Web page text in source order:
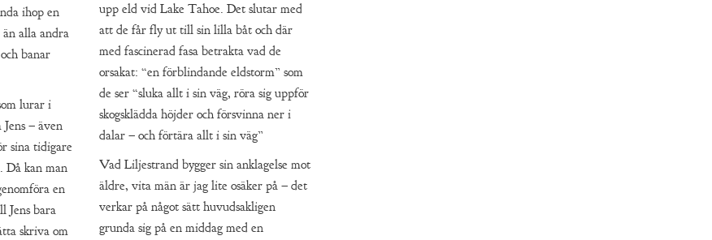
ihop en
alla andra
banar
lurar i
– även
sina tidigare
Då kan man
en
Jens bara
skriva om
upp eld vid Lake Tahoe. Det slutar med
att de får fly ut till sin lilla båt och där
med fascinerad fasa betrakta vad de
orsakat: “en förblindande eldstorm” som
de ser “sluka allt i sin väg, röra sig uppför
skogsklädda höjder och försvinna ner i
dalar – och förtära allt i sin väg”
Vad Liljestrand bygger sin anklagelse mot
äldre, vita män är jag lite osäker på – det
verkar på något sätt huvudsakligen
grunda sig på en middag med en